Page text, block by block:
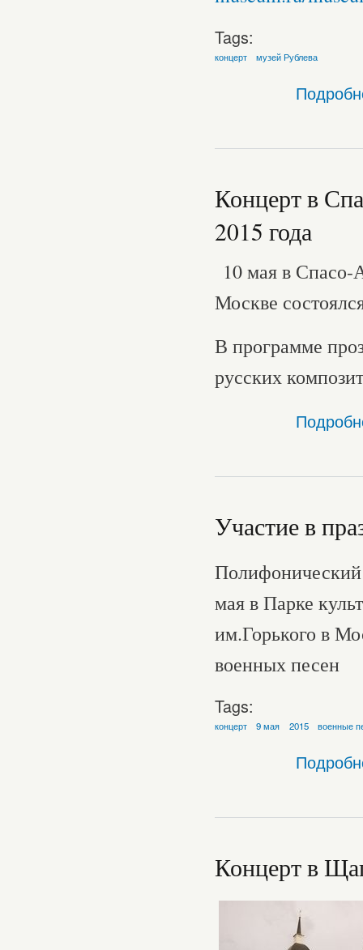
Tags:
концерт музей Рублева
Концерт в
2015 года
10 мая в
Москве
В программе
русских
Участие в
мая в Парке
им.Горького в
военных песен
Tags:
концерт 9 мая 2015 военные
Концерт в